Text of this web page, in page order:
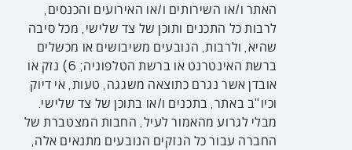
האתר ו/או השירותים ו/או האירועים והכנסים,
לרבות כל התכנים ותוכן של צד שלישי, מכל סיבה
שהיא, ולרבות, הנובעים משיבושים או מכשלים
ברשת האינטרנט או ברשת הטלפוניה; 6) נזק או
אובדן אשר נגרם כתוצאה משגגה, טעות, אי דיוק
וכיו"ב באתר, בתכנים ו/או בתוכן של צד שלישי.
מבלי לגרוע מהאמור לעיל, החבות המצטברת של
החברה עבור כל הנזקים הנובעים מתנאים אלה,